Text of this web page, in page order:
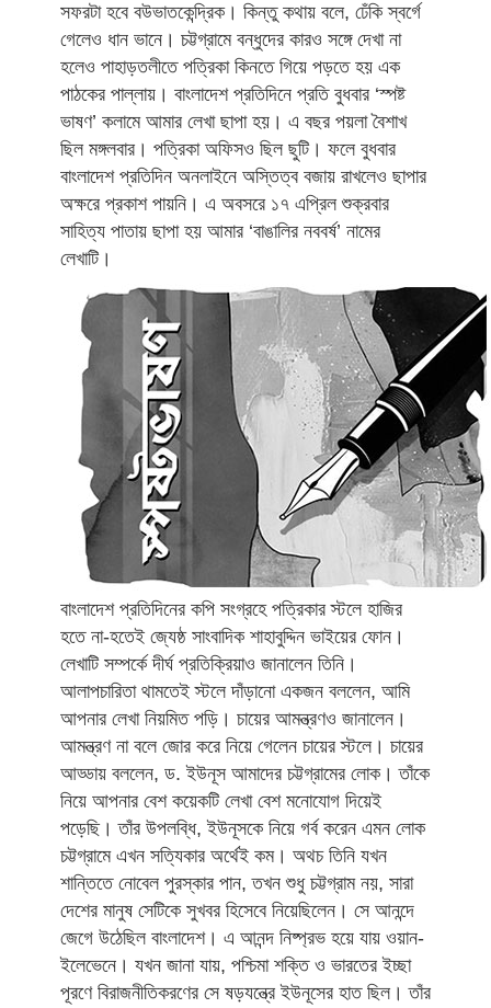
সফরটা হবে বউভাতকেন্দ্রিক। কিন্তু কথায় বলে, ঢেঁকি স্বর্গে
গেলেও ধান ভানে। চট্টগ্রামে বন্ধুদের কারও সঙ্গে দেখা না
হলেও পাহাড়তলীতে পত্রিকা কিনতে গিয়ে পড়তে হয় এক
পাঠকের পাল্লায়। বাংলাদেশ প্রতিদিনে প্রতি বুধবার ‘স্পষ্ট
ভাষণ’ কলামে আমার লেখা ছাপা হয়। এ বছর পয়লা বৈশাখ
ছিল মঙ্গলবার। পত্রিকা অফিসও ছিল ছুটি। ফলে বুধবার
বাংলাদেশ প্রতিদিন অনলাইনে অস্তিত্ব বজায় রাখলেও ছাপার
অক্ষরে প্রকাশ পায়নি। এ অবসরে ১৭ এপ্রিল শুক্রবার
সাহিত্য পাতায় ছাপা হয় আমার ‘বাঙালির নববর্ষ’ নামের
লেখাটি।
বাংলাদেশ প্রতিদিনের কপি সংগ্রহে পত্রিকার স্টলে হাজির
হতে না-হতেই জ্যেষ্ঠ সাংবাদিক শাহাবুদ্দিন ভাইয়ের ফোন।
লেখাটি সম্পর্কে দীর্ঘ প্রতিক্রিয়াও জানালেন তিনি।
আলাপচারিতা থামতেই স্টলে দাঁড়ানো একজন বললেন, আমি
আপনার লেখা নিয়মিত পড়ি। চায়ের আমন্ত্রণও জানালেন।
আমন্ত্রণ না বলে জোর করে নিয়ে গেলেন চায়ের স্টলে। চায়ের
আড্ডায় বললেন, ড. ইউনূস আমাদের চট্টগ্রামের লোক। তাঁকে
নিয়ে আপনার বেশ কয়েকটি লেখা বেশ মনোযোগ দিয়েই
পড়েছি। তাঁর উপলব্ধি, ইউনূসকে নিয়ে গর্ব করেন এমন লোক
চট্টগ্রামে এখন সত্যিকার অর্থেই কম। অথচ তিনি যখন
শান্তিতে নোবেল পুরস্কার পান, তখন শুধু চট্টগ্রাম নয়, সারা
দেশের মানুষ সেটিকে সুখবর হিসেবে নিয়েছিলেন। সে আনন্দে
জেগে উঠেছিল বাংলাদেশ। এ আনন্দ নিষ্প্রভ হয়ে যায় ওয়ান-
ইলেভেনে। যখন জানা যায়, পশ্চিমা শক্তি ও ভারতের ইচ্ছা
পূরণে বিরাজনীতিকরণের সে ষড়যন্ত্রে ইউনূসের হাত ছিল। তাঁর